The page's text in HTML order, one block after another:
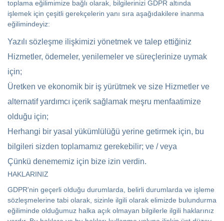
toplama eğilimimize bağlı olarak, bilgilerinizi GDPR altında
işlemek için çeşitli gerekçelerin yanı sıra aşağıdakilere inanma
eğilimindeyiz:
Yazılı sözleşme ilişkimizi yönetmek ve talep ettiğiniz
Hizmetler, ödemeler, yenilemeler ve süreçlerinize uymak
için;
Üretken ve ekonomik bir iş yürütmek ve size Hizmetler ve
alternatif yardımcı içerik sağlamak meşru menfaatimize
olduğu için;
Herhangi bir yasal yükümlülüğü yerine getirmek için, bu
bilgileri sizden toplamamız gerekebilir; ve / veya
Çünkü denememiz için bize izin verdin.
HAKLARINIZ
GDPR'nin geçerli olduğu durumlarda, belirli durumlarda ve işleme
sözleşmelerine tabi olarak, sizinle ilgili olarak elimizde bulundurma
eğiliminde olduğumuz halka açık olmayan bilgilerle ilgili haklarınız